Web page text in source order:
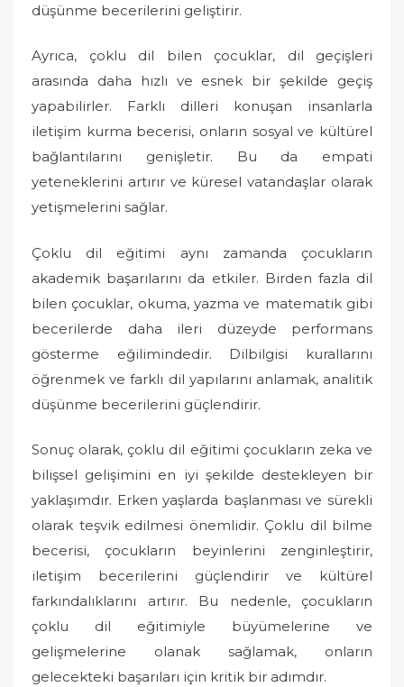
düşünme becerilerini geliştirir.
Ayrıca, çoklu dil bilen çocuklar, dil geçişleri
arasında daha hızlı ve esnek bir şekilde geçiş
yapabilirler. Farklı dilleri konuşan insanlarla
iletişim kurma becerisi, onların sosyal ve kültürel
bağlantılarını genişletir. Bu da empati
yeteneklerini artırır ve küresel vatandaşlar olarak
yetişmelerini sağlar.
Çoklu dil eğitimi aynı zamanda çocukların
akademik başarılarını da etkiler. Birden fazla dil
bilen çocuklar, okuma, yazma ve matematik gibi
becerilerde daha ileri düzeyde performans
gösterme eğilimindedir. Dilbilgisi kurallarını
öğrenmek ve farklı dil yapılarını anlamak, analitik
düşünme becerilerini güçlendirir.
Sonuç olarak, çoklu dil eğitimi çocukların zeka ve
bilişsel gelişimini en iyi şekilde destekleyen bir
yaklaşımdır. Erken yaşlarda başlanması ve sürekli
olarak teşvik edilmesi önemlidir. Çoklu dil bilme
becerisi, çocukların beyinlerini zenginleştirir,
iletişim becerilerini güçlendirir ve kültürel
farkındalıklarını artırır. Bu nedenle, çocukların
çoklu dil eğitimiyle büyümelerine ve
gelişmelerine olanak sağlamak, onların
gelecekteki başarıları için kritik bir adımdır.